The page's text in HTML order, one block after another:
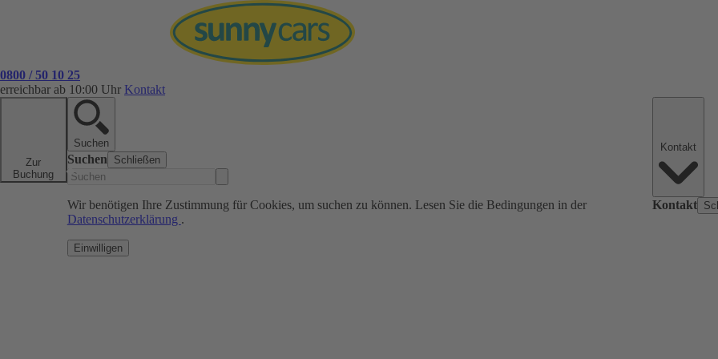
0800 / 50 10 25
erreichbar ab 10:00 Uhr Kontakt
Zur
Buchung
Suchen
Suchen Schließen
Wir benötigen Ihre Zustimmung für Cookies, um suchen zu können. Lesen Sie die Bedingungen in der
Datenschutzerklärung .
Einwilligen
Kontakt